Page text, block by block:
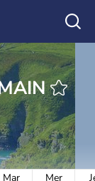
Mar
Mer